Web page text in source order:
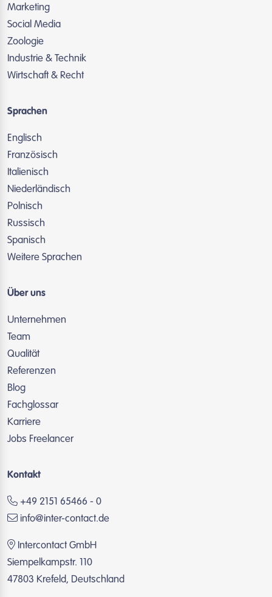
Marketing
Social Media
Zoologie
Industrie & Technik
Wirtschaft & Recht
Sprachen
Englisch
Französisch
Italienisch
Niederländisch
Polnisch
Russisch
Spanisch
Weitere Sprachen
Über uns
Unternehmen
Team
Qualität
Referenzen
Blog
Fachglossar
Karriere
Jobs Freelancer
Kontakt
+49 2151 65466 - 0
info@inter-contact.de
Intercontact GmbH
Siempelkampstr. 110
47803 Krefeld, Deutschland